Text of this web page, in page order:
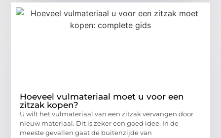
Hoeveel vulmateriaal moet u voor een
zitzak kopen?
U wilt het vulmateriaal van een zitzak vervangen door
nieuw materiaal. Dit is zeker een goed idee. In de
meeste gevallen gaat de buitenzijde van